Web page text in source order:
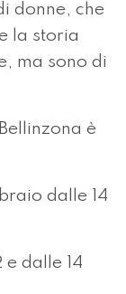
donne, che
la storia
ma sono di
è
dalle 14
e dalle 14